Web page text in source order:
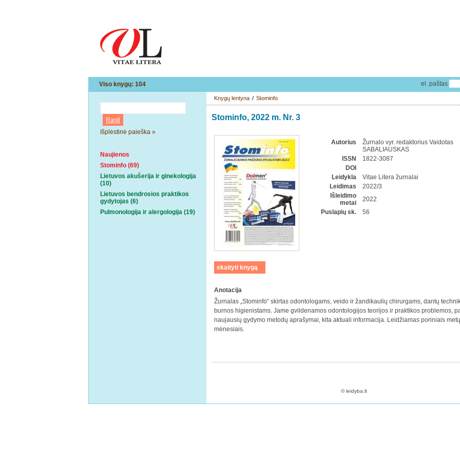
Viso knygų: 104 el. paštas
Išplėstinė paieška »
Naujienos
Stominfo (69)
Lietuvos akušerija ir ginekologija
(10)
Lietuvos bendrosios praktikos
gydytojas (6)
Pulmonologija ir alergologija (19)
Knygų lentyna / Stominfo
Stominfo, 2022 m. Nr. 3
Autorius
Žurnalo vyr. redaktorius Vaidotas
SABALIAUSKAS
ISSN
1822-3087
DOI
Leidykla
Vitae Litera žurnalai
Leidimas
2022/3
Išleidimo
metai
2022
Puslapių sk.
56
skaityti knygą
Anotacija
Žurnalas „Stominfo“ skirtas odontologams, veido ir žandikaulių chirurgams, dantų
burnos higienistams. Jame gvildenamos odontologijos teorijos ir praktikos problemos,
naujausių gydymo metodų aprašymai, kita aktuali informacija. Leidžiamas poriniais metų
mėnesiais.
© leidyba.lt